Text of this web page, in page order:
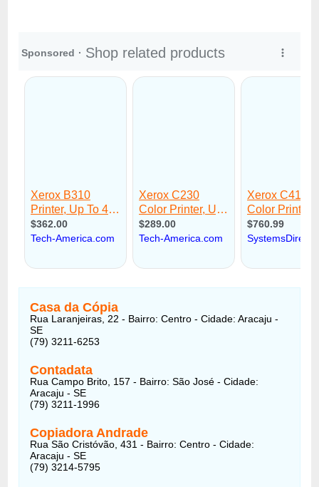
Casa da Cópia
Rua Laranjeiras, 22 - Bairro: Centro - Cidade: Aracaju -
SE
(79) 3211-6253
Contadata
Rua Campo Brito, 157 - Bairro: São José - Cidade:
Aracaju - SE
(79) 3211-1996
Copiadora Andrade
Rua São Cristóvão, 431 - Bairro: Centro - Cidade:
Aracaju - SE
(79) 3214-5795